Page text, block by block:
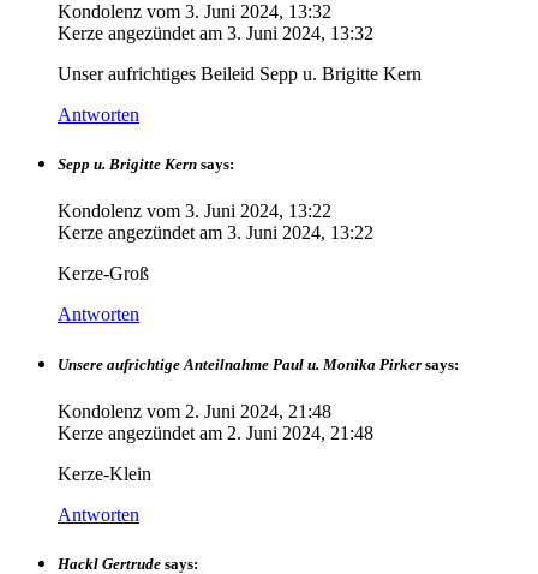
Kondolenz vom 3. Juni 2024, 13:32
Kerze angezündet am 3. Juni 2024, 13:32
Unser aufrichtiges Beileid Sepp u. Brigitte Kern
Antworten
Sepp u. Brigitte Kern says:
Kondolenz vom 3. Juni 2024, 13:22
Kerze angezündet am 3. Juni 2024, 13:22
Kerze-Groß
Antworten
Unsere aufrichtige Anteilnahme Paul u. Monika Pirker says:
Kondolenz vom 2. Juni 2024, 21:48
Kerze angezündet am 2. Juni 2024, 21:48
Kerze-Klein
Antworten
Hackl Gertrude says: